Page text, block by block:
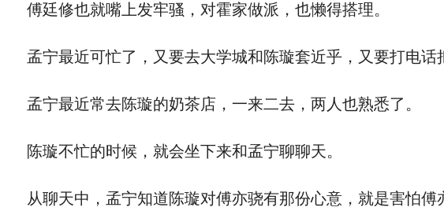
傅廷修也就嘴上发牢骚，对霍家做派，也懒得搭理。
孟宁最近可忙了，又要去大学城和陈璇套近乎，又要打电话
孟宁最近常去陈璇的奶茶店，一来二去，两人也熟悉了。
陈璇不忙的时候，就会坐下来和孟宁聊聊天。
从聊天中，孟宁知道陈璇对傅亦骁有那份心意，就是害怕傅